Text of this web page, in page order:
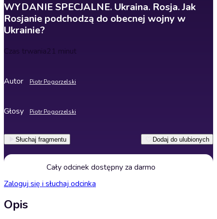
WYDANIE SPECJALNE. Ukraina. Rosja. Jak
Rosjanie podchodzą do obecnej wojny w
Ukrainie?
Czas trwania21 minut
Autor Piotr Pogorzelski
Głosy Piotr Pogorzelski
Słuchaj fragmentu Dodaj do ulubionych
Cały odcinek dostępny za darmo
Zaloguj się i słuchaj odcinka
Opis